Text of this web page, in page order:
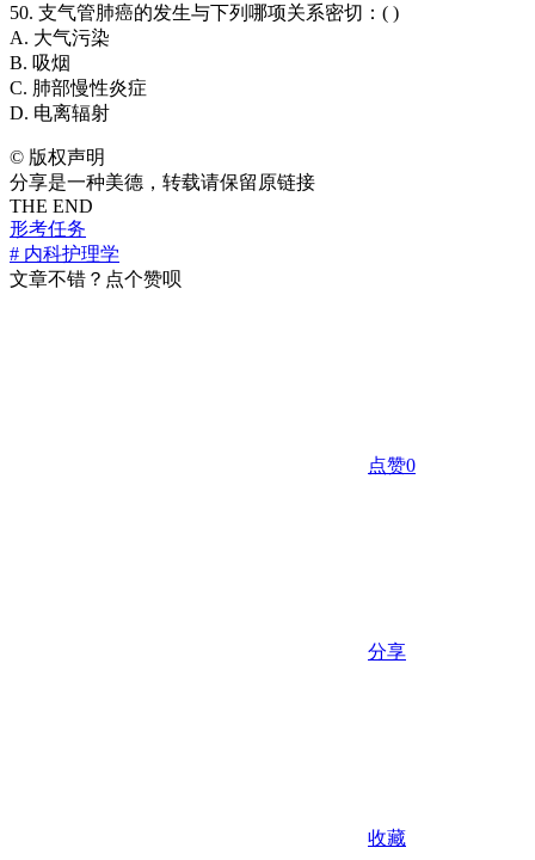
50. 支气管肺癌的发生与下列哪项关系密切：( )
A. 大气污染
B. 吸烟
C. 肺部慢性炎症
D. 电离辐射
© 版权声明
分享是一种美德，转载请保留原链接
THE END
形考任务
# 内科护理学
文章不错？点个赞呗
点赞0
分享
收藏